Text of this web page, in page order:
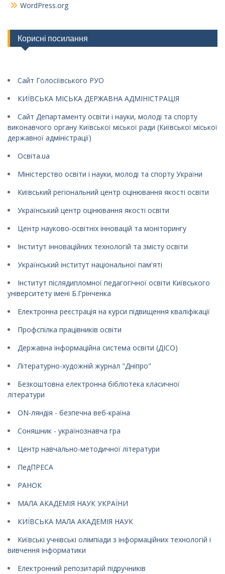
WordPress.org
Корисні посилання
Сайт Голосіївського РУО
КИЇВСЬКА МІСЬКА ДЕРЖАВНА АДМІНІСТРАЦІЯ
Сайт Департаменту освіти і науки, молоді та спорту
виконавчого органу Київської міської ради (Київської міської
державної адміністрації)
Освіта.ua
Міністерство освіти і науки, молоді та спорту України
Київський регіональний центр оцінювання якості освіти
Український центр оцінювання якості освіти
Центр науково-освітніх інновацій та моніторингу
Інститут інноваційних технологій та змісту освіти
Український інститут національної пам'яті
Інститут післядипломної педагогічної освіти Київського
університету імені Б.Грінченка
Електронна реєстрація на курси підвищення кваліфікації
Профспілка працівників освіти
Державна інформаційна система освіти (ДІСО)
Літературно-художній журнал "Дніпро"
Безкоштовна електронна бібліотека класичної
літератури
ON-ляндія - безпечна веб-країна
Соняшник - українознавча гра
Центр навчально-методичної літератури
ПедПРЕСА
РАНОК
МАЛА АКАДЕМІЯ НАУК УКРАЇНИ
КИЇВСЬКА МАЛА АКАДЕМІЯ НАУК
Київські учнівські олімпіади з інформаційних технологій і
вивчення інформатики
Електронний репозитарій підручників